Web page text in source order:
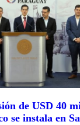
de USD 40
se instala en